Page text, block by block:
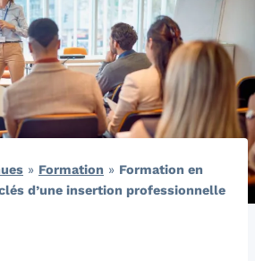
» Formation » Formation en
d’une insertion professionnelle